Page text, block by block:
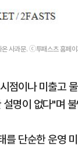
온 사과문. ⓒ투패스츠 홈페이
점이나 미출고
명이 없다"며
를 단순한 운영